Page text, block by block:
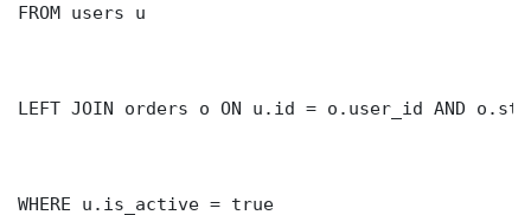
FROM users u
LEFT JOIN orders o ON u.id = o.user_id AND
WHERE u.is_active = true